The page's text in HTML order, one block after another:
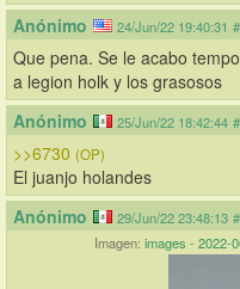
Anónimo
24/Jun/22 19:40:31
Que pena. Se le acabo
a legion holk y los grasosos
Anónimo
25/Jun/22 18:42:44
>>6730 (OP)
El juanjo holandes
Anónimo
29/Jun/22 23:48:13
Imagen: images - 2022-